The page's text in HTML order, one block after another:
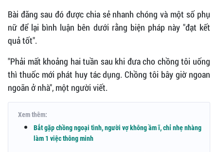
Bài đăng sau đó được chia sẻ nhanh chóng và một số phụ
nữ để lại bình luận bên dưới rằng biện pháp này "đạt kết
quả tốt".
"Phải mất khoảng hai tuần sau khi đưa cho chồng tôi uống
thì thuốc mới phát huy tác dụng. Chồng tôi bây giờ ngoan
ngoãn ở nhà", một người viết.
Xem thêm:
Bắt gặp chồng ngoại tình, người vợ không ầm ĩ, chỉ nhẹ nhàng
làm 1 việc thông minh